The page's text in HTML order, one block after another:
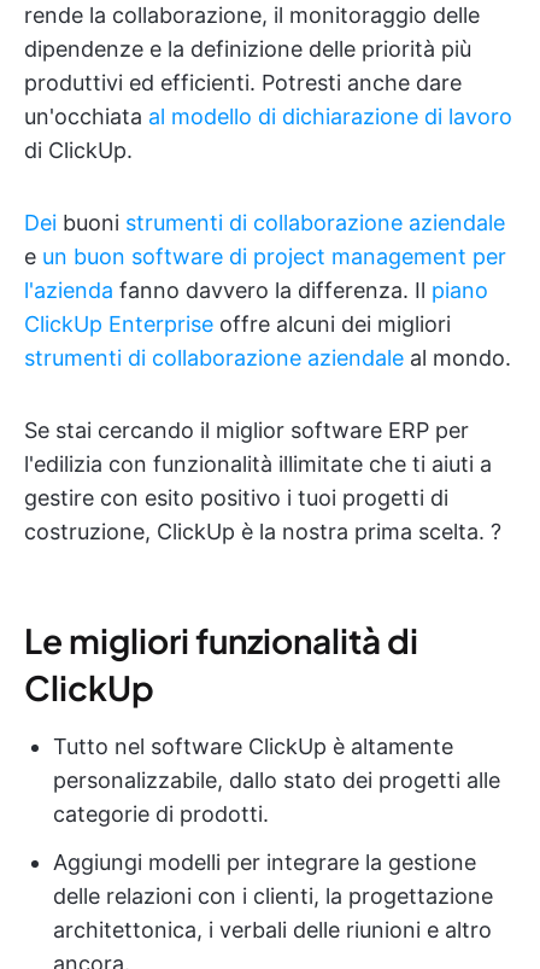
rende la collaborazione, il monitoraggio delle
dipendenze e la definizione delle priorità più
produttivi ed efficienti. Potresti anche dare
un'occhiata al modello di dichiarazione di lavoro
di ClickUp.
Dei buoni strumenti di collaborazione aziendale
e un buon software di project management per
l'azienda fanno davvero la differenza. Il piano
ClickUp Enterprise offre alcuni dei migliori
strumenti di collaborazione aziendale al mondo.
Se stai cercando il miglior software ERP per
l'edilizia con funzionalità illimitate che ti aiuti a
gestire con esito positivo i tuoi progetti di
costruzione, ClickUp è la nostra prima scelta. ?
Le migliori funzionalità di
ClickUp
Tutto nel software ClickUp è altamente
personalizzabile, dallo stato dei progetti alle
categorie di prodotti.
Aggiungi modelli per integrare la gestione
delle relazioni con i clienti, la progettazione
architettonica, i verbali delle riunioni e altro
ancora.